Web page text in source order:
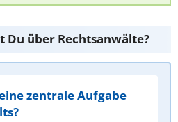
Du über Rechtsanwälte?
zentrale Aufgabe